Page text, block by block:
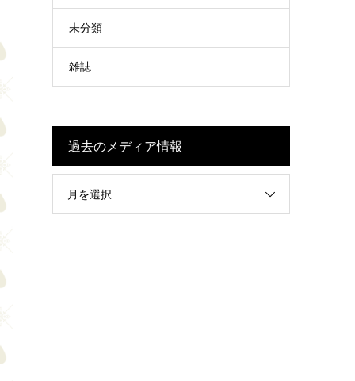
未分類
雑誌
過去のメディア情報
月を選択